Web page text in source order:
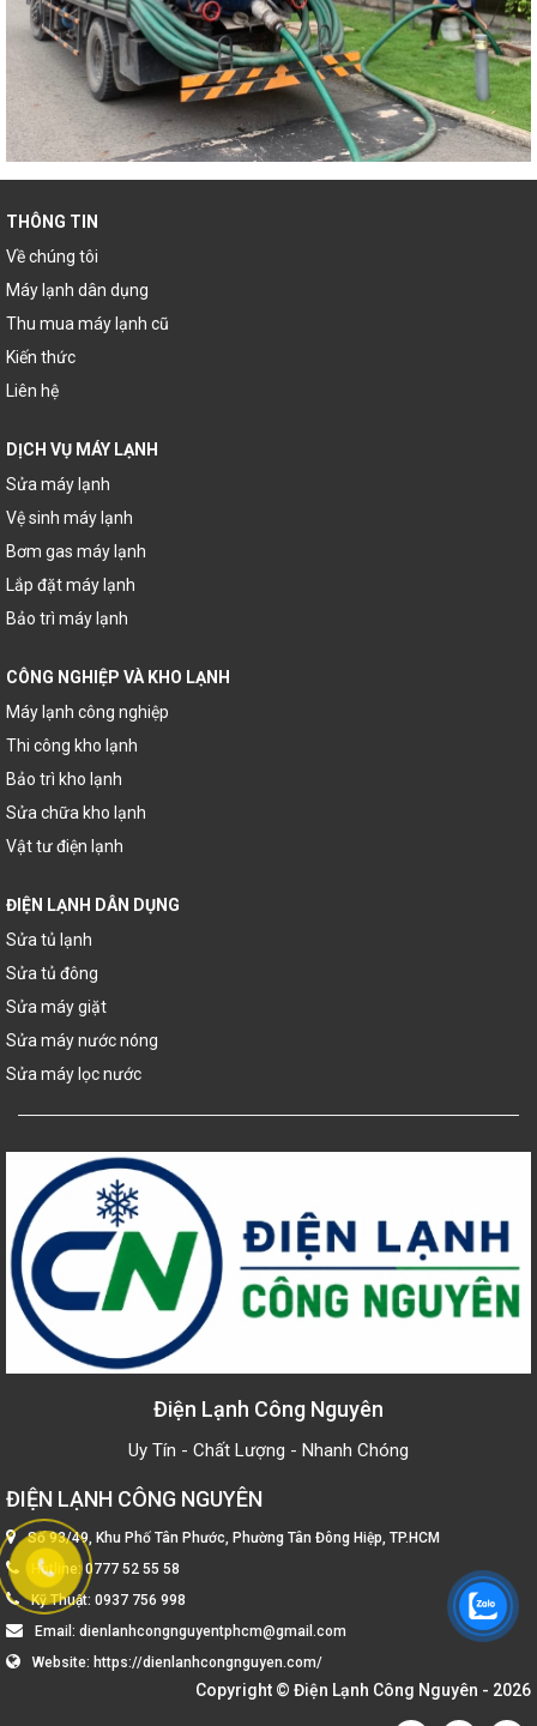
THÔNG TIN
Về chúng tôi
Máy lạnh dân dụng
Thu mua máy lạnh cũ
Kiến thức
Liên hệ
DỊCH VỤ MÁY LẠNH
Sửa máy lạnh
Vệ sinh máy lạnh
Bơm gas máy lạnh
Lắp đặt máy lạnh
Bảo trì máy lạnh
CÔNG NGHIỆP VÀ KHO LẠNH
Máy lạnh công nghiệp
Thi công kho lạnh
Bảo trì kho lạnh
Sửa chữa kho lạnh
Vật tư điện lạnh
ĐIỆN LẠNH DÂN DỤNG
Sửa tủ lạnh
Sửa tủ đông
Sửa máy giặt
Sửa máy nước nóng
Sửa máy lọc nước
Điện Lạnh Công Nguyên
Uy Tín - Chất Lượng - Nhanh Chóng
ĐIỆN LẠNH CÔNG NGUYÊN
Số 93/49, Khu Phố Tân Phước, Phường Tân Đông Hiệp, TP.HCM
Hotline:0777 52 55 58
Kỹ Thuật: 0937 756 998
Email: dienlanhcongnguyentphcm@gmail.com
Website: https://dienlanhcongnguyen.com/
Copyright © Điện Lạnh Công Nguyên - 2026